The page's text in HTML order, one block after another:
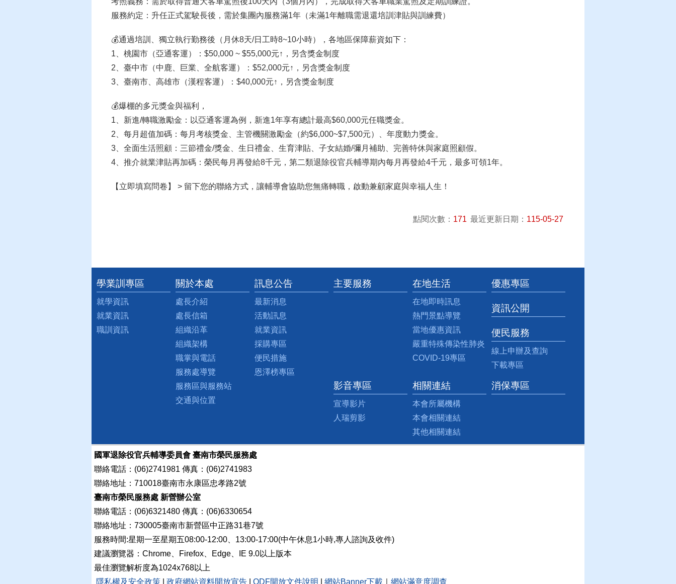
服務約定：升任正式駕駛長後，需於集團內服務滿1年（未滿1年離職需退還培訓津貼與訓練費）
💰通過培訓、獨立執行勤務後（月休8天/日工時8~10小時），各地區保障薪資如下：
1、桃園市（亞通客運）：$50,000 ~ $55,000元↑，另含獎金制度
2、臺中市（中鹿、巨業、全航客運）：$52,000元↑，另含獎金制度
3、臺南市、高雄市（漢程客運）：$40,000元↑，另含獎金制度
💰爆棚的多元獎金與福利，
1、新進/轉職激勵金：以亞通客運為例，新進1年享有總計最高$60,000元任職獎金。
2、每月超值加碼：每月考核獎金、主管機關激勵金（約$6,000~$7,500元）、年度動力獎金。
3、全面生活照顧：三節禮金/獎金、生日禮金、生育津貼、子女結婚/彌月補助、完善特休與家庭照顧假。
4、推介就業津貼再加碼：榮民每月再發給8千元，第二類退除役官兵輔導期內每月再發給4千元，最多可領1年。
【立即填寫問卷】 > 留下您的聯絡方式，讓輔導會協助您無痛轉職，啟動兼顧家庭與幸福人生！
點閱次數： 171 最近更新日期： 115-05-27
:::
學業訓專區
就學資訊
就業資訊
職訓資訊
關於本處
處長介紹
處長信箱
組織沿革
組織架構
職掌與電話
服務處導覽
服務區與服務站
交通與位置
訊息公告
最新消息
活動訊息
就業資訊
採購專區
便民措施
恩澤榜專區
主要服務 在地生活
在地即時訊息
熱門景點導覽
當地優惠資訊
嚴重特殊傳染性肺炎
COVID-19專區
優惠專區
資訊公開
便民服務
線上申辦及查詢
下載專區
影音專區
宣導影片
人瑞剪影
相關連結
本會所屬機構
本會相關連結
其他相關連結
消保專區
國軍退除役官兵輔導委員會 臺南市榮民服務處
聯絡電話：(06)2741981 傳真：(06)2741983
聯絡地址：710018臺南市永康區忠孝路2號
臺南市榮民服務處 新營辦公室
聯絡電話：(06)6321480 傳真：(06)6330654
聯絡地址：730005臺南市新營區中正路31巷7號
服務時間:星期一至星期五08:00-12:00、13:00-17:00(中午休息1小時,專人諮詢及收件)
建議瀏覽器：Chrome、Firefox、Edge、IE 9.0以上版本
最佳瀏覽解析度為1024x768以上
隱私權及安全政策
政府網站資料開放宣告 ODF開放文件說明 網站Banner下載 網站滿意度調查